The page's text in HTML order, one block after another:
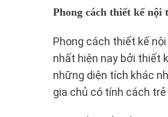
Phong cách thiết kế nội
Phong cách thiết kế
nhất hiện nay bởi thiết
những diện tích khác
gia chủ có tính cách